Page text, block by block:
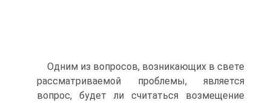
Одним из вопросов, возникающих в свете
рассматриваемой проблемы, является
вопрос, будет ли считаться возмещение